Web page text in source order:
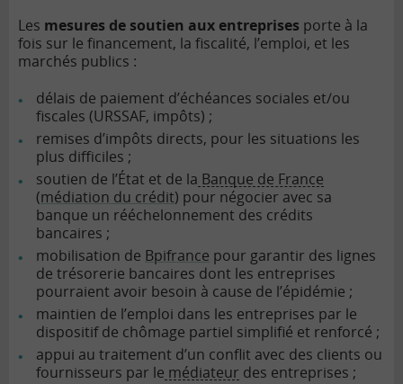
Les mesures de soutien aux entreprises porte à la
fois sur le financement, la fiscalité, l’emploi, et les
marchés publics :
délais de paiement d’échéances sociales et/ou
fiscales (URSSAF, impôts) ;
remises d’impôts directs, pour les situations les
plus difficiles ;
soutien de l’État et de la Banque de France
(médiation du crédit) pour négocier avec sa
banque un rééchelonnement des crédits
bancaires ;
mobilisation de Bpifrance pour garantir des lignes
de trésorerie bancaires dont les entreprises
pourraient avoir besoin à cause de l’épidémie ;
maintien de l’emploi dans les entreprises par le
dispositif de chômage partiel simplifié et renforcé ;
appui au traitement d’un conflit avec des clients ou
fournisseurs par le médiateur des entreprises ;